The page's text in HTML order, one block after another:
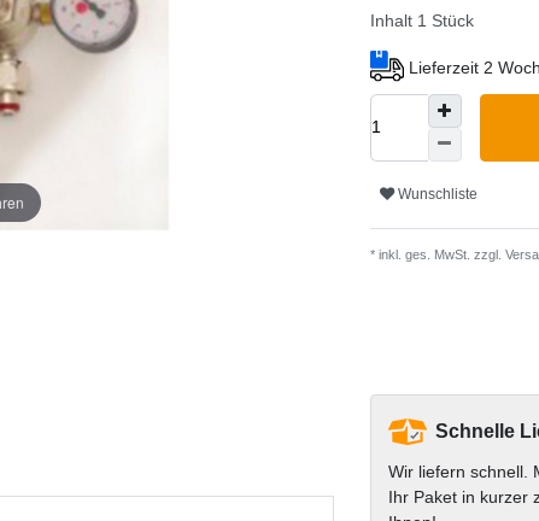
Inhalt 1 Stück
Lieferzeit 2
Wunschliste
* inkl. ges. MwSt. zzgl.
Schnelle
Wir liefern schnell.
Ihr Paket in kurzer